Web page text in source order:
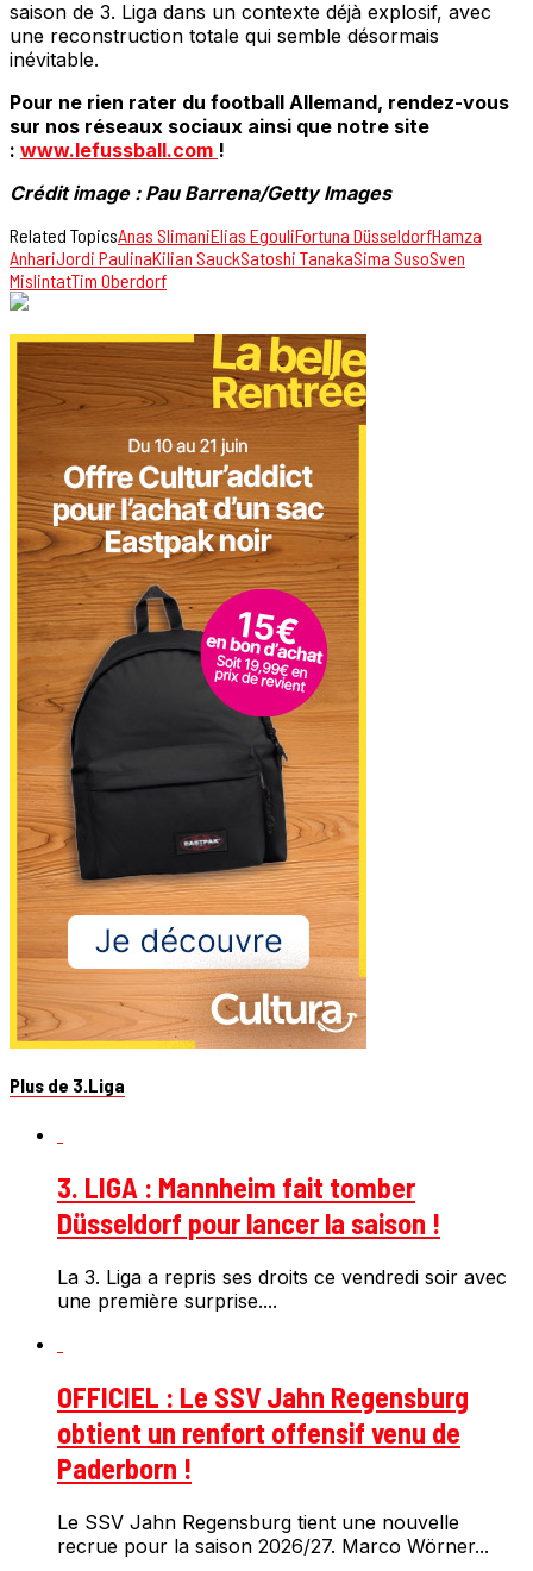
saison de 3. Liga dans un contexte déjà explosif, avec
une reconstruction totale qui semble désormais
inévitable.
Pour ne rien rater du football Allemand, rendez-vous
sur nos réseaux sociaux ainsi que notre site
: www.lefussball.com !
Crédit image : Pau Barrena/Getty Images
Related TopicsAnas SlimaniElias EgouliFortuna DüsseldorfHamza
AnhariJordi PaulinaKilian SauckSatoshi TanakaSima SusoSven
MislintatTim Oberdorf
Plus de 3.Liga
3. LIGA : Mannheim fait tomber
Düsseldorf pour lancer la saison !
La 3. Liga a repris ses droits ce vendredi soir avec
une première surprise....
OFFICIEL : Le SSV Jahn Regensburg
obtient un renfort offensif venu de
Paderborn !
Le SSV Jahn Regensburg tient une nouvelle
recrue pour la saison 2026/27. Marco Wörner...